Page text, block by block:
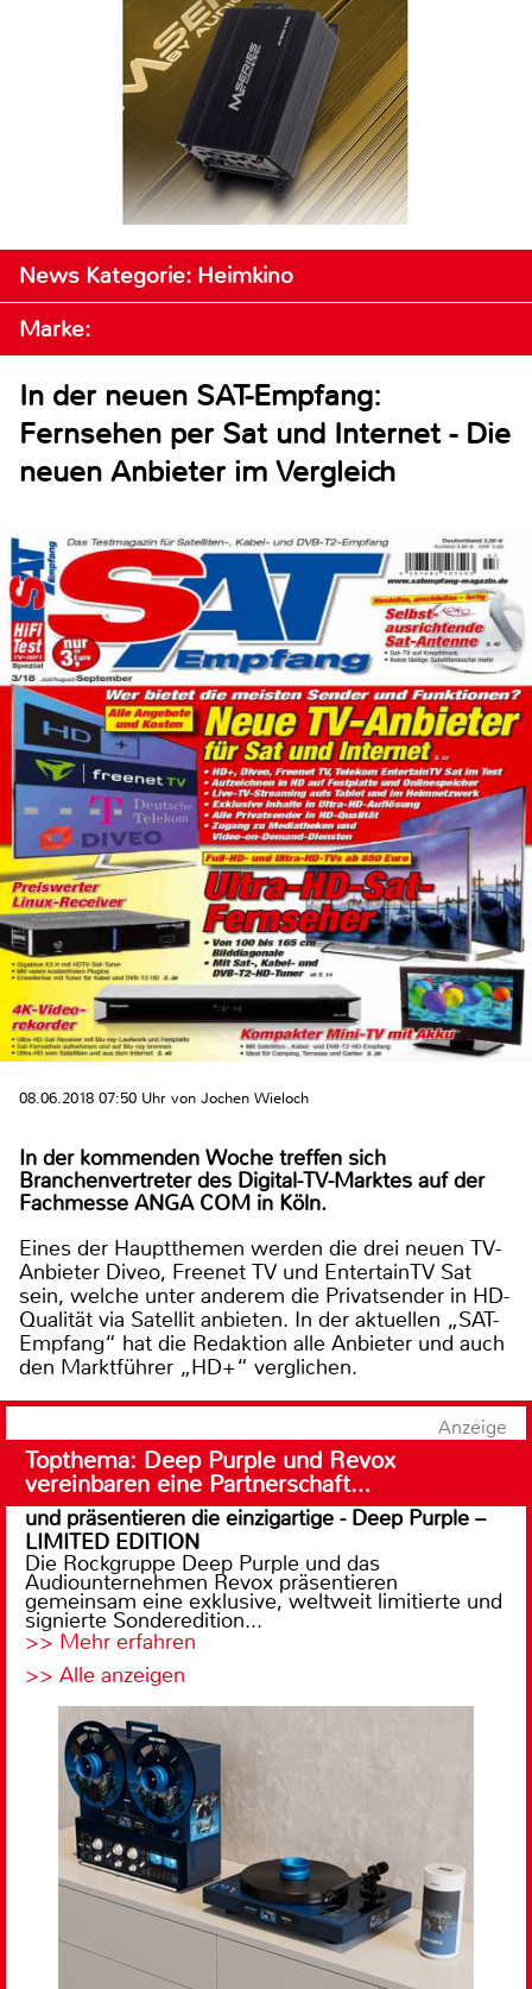
News Kategorie: Heimkino
Marke:
In der neuen SAT-Empfang:
Fernsehen per Sat und Internet - Die
neuen Anbieter im Vergleich
08.06.2018 07:50 Uhr von Jochen Wieloch
In der kommenden Woche treffen sich
Branchenvertreter des Digital-TV-Marktes auf der
Fachmesse ANGA COM in Köln.
Eines der Hauptthemen werden die drei neuen TV-
Anbieter Diveo, Freenet TV und EntertainTV Sat
sein, welche unter anderem die Privatsender in HD-
Qualität via Satellit anbieten. In der aktuellen „SAT-
Empfang“ hat die Redaktion alle Anbieter und auch
den Marktführer „HD+“ verglichen.
Anzeige
Topthema: Deep Purple und Revox
vereinbaren eine Partnerschaft…
und präsentieren die einzigartige - Deep Purple –
LIMITED EDITION
Die Rockgruppe Deep Purple und das
Audiounternehmen Revox präsentieren
gemeinsam eine exklusive, weltweit limitierte und
signierte Sonderedition...
>> Mehr erfahren
>> Alle anzeigen